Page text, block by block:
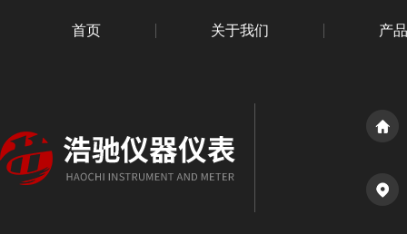
首页 关于我们 产